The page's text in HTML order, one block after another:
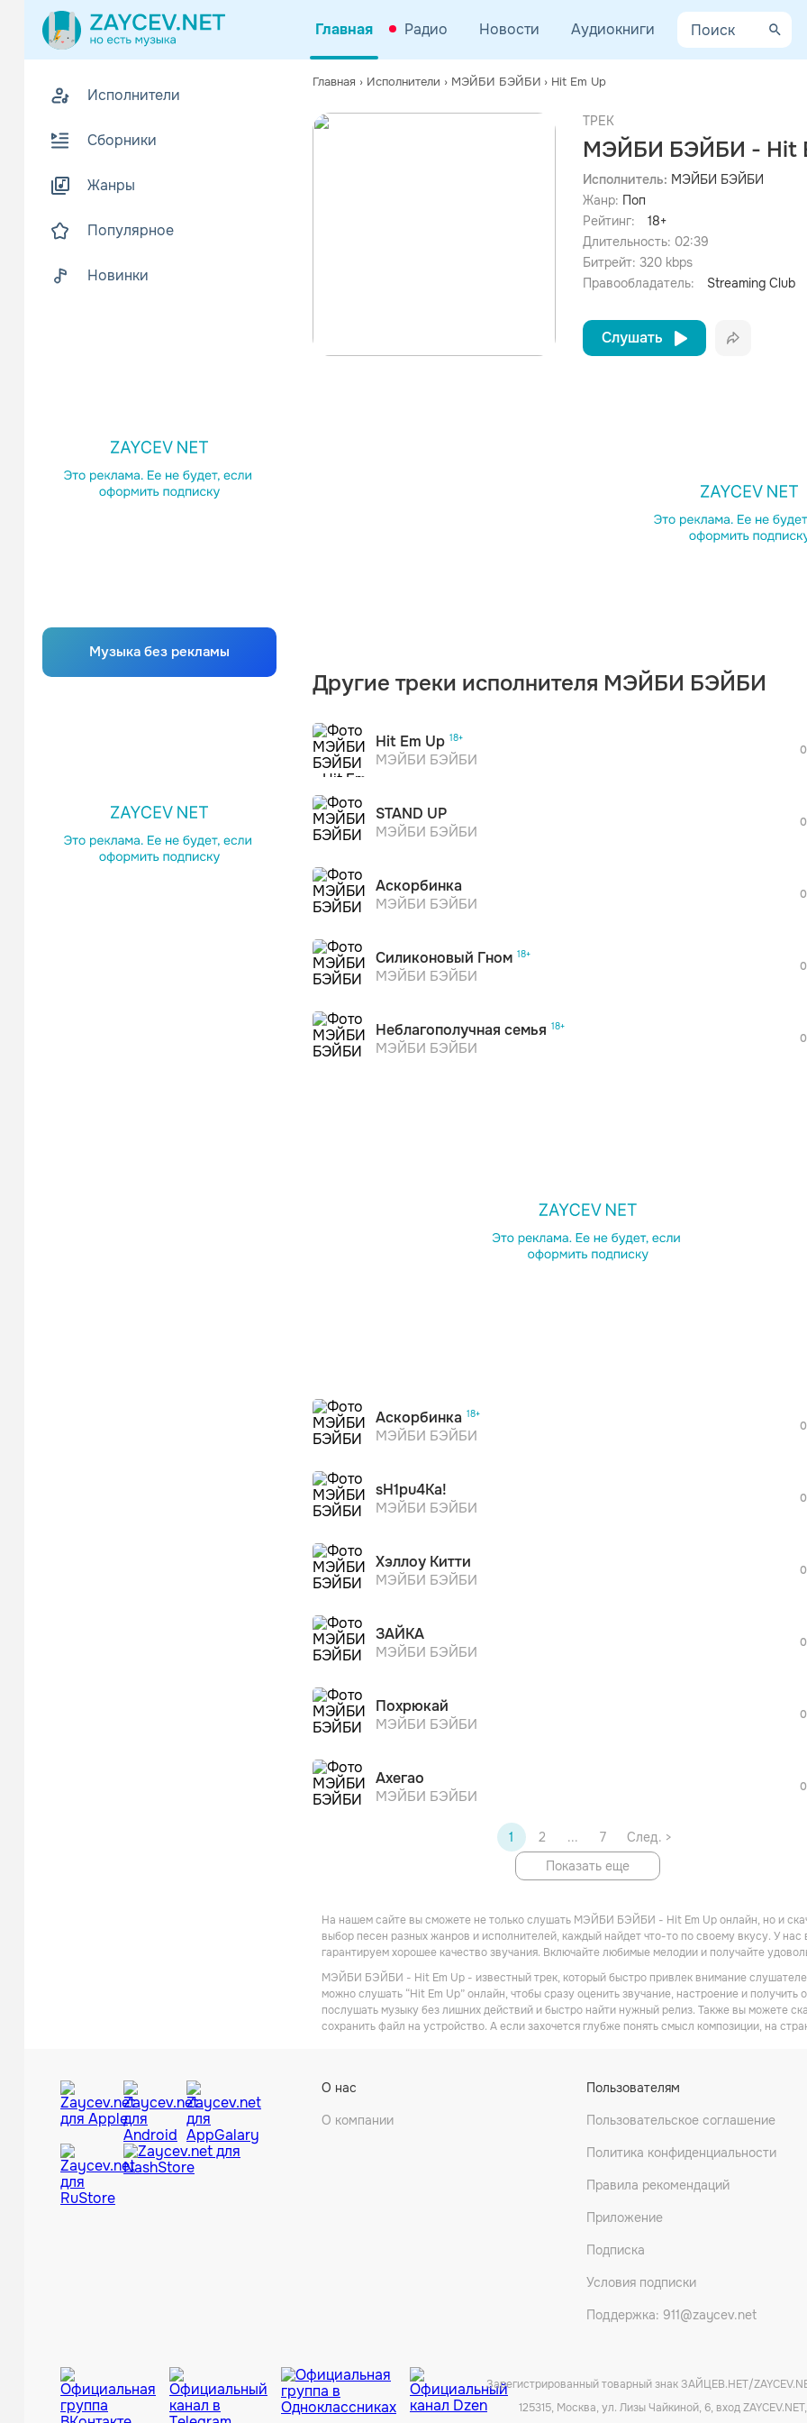
Главная Радио Новости Аудиокниги
Исполнители
Сборники
Жанры
Популярное
Новинки
Музыка без рекламы
Главная › Исполнители › МЭЙБИ БЭЙБИ › Hit Em Up
ТРЕК
МЭЙБИ БЭЙБИ - Hit
Исполнитель: МЭЙБИ БЭЙБИ
Жанр: Поп
Рейтинг:
18+
Длительность: 02:39
Битрейт: 320 kbps
Правообладатель:
Streaming Club
Слушать
Другие треки исполнителя МЭЙБИ БЭЙБИ
Hit Em Up
МЭЙБИ БЭЙБИ
STAND UP
МЭЙБИ БЭЙБИ
Аскорбинка
МЭЙБИ БЭЙБИ
Силиконовый Гном
МЭЙБИ БЭЙБИ
Неблагополучная семья
МЭЙБИ БЭЙБИ
Аскорбинка
МЭЙБИ БЭЙБИ
sH1pu4Ka!
МЭЙБИ БЭЙБИ
Хэллоу Китти
МЭЙБИ БЭЙБИ
ЗАЙКА
МЭЙБИ БЭЙБИ
Похрюкай
МЭЙБИ БЭЙБИ
Ахегао
МЭЙБИ БЭЙБИ
1 2 ... 7
След. >
Показать еще
На нашем сайте вы сможете не только слушать МЭЙБИ БЭЙБИ - Hit Em Up онлайн, но и
выбор песен разных жанров и исполнителей, каждый найдет что-то по своему вкусу. У
гарантируем хорошее качество звучания. Включайте любимые мелодии и получайте
МЭЙБИ БЭЙБИ - Hit Em Up - известный трек, который быстро привлек внимание
можно слушать “Hit Em Up” онлайн, чтобы сразу оценить звучание, настроение и
послушать музыку без лишних действий и быстро найти нужный релиз. Также вы можете
сохранить файл на устройство. А если захочется глубже понять смысл композиции, на
О нас
О компании
Пользователям
Пользовательское соглашение
Политика конфиденциальности
Правила рекомендаций
Приложение
Подписка
Условия подписки
Поддержка: 911@zaycev.net
Зарегистрированный товарный знак ЗАЙЦЕВ.НЕТ/
125315, Москва, ул. Лизы Чайкиной, 6, вход